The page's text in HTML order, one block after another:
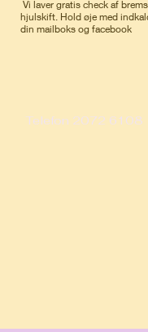
Vi laver gratis check af
hjulskift. Hold øje med
din mailboks og facebook
Telefon 2072 6108